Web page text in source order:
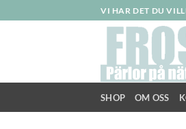
to
VI HAR DET DU
SHOP OM OSS